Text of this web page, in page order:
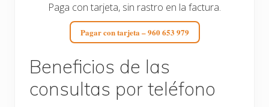
Paga con tarjeta, sin rastro en la factura.
Pagar con tarjeta – 960 653 979
Beneficios de las
consultas por teléfono